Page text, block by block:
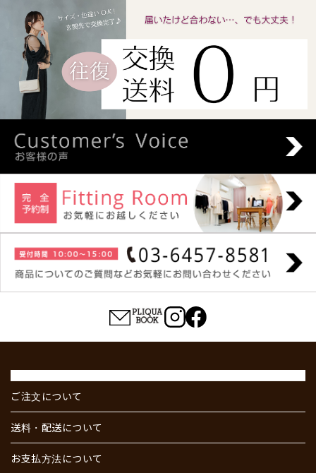
ご注文について
送料・配送について
お支払方法について